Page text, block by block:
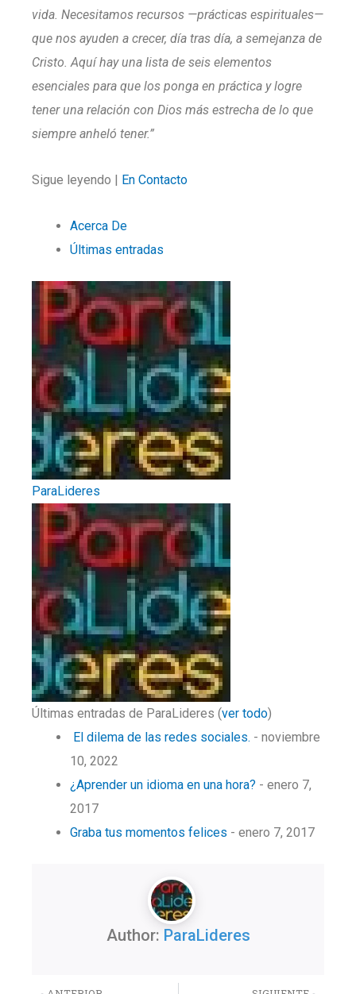
vida. Necesitamos recursos —prácticas espirituales—
que nos ayuden a crecer, día tras día, a semejanza de
Cristo. Aquí hay una lista de seis elementos
esenciales para que los ponga en práctica y logre
tener una relación con Dios más estrecha de lo que
siempre anheló tener.”
Sigue leyendo | En Contacto
Acerca De
Últimas entradas
ParaLideres
Últimas entradas de ParaLideres (ver todo)
El dilema de las redes sociales. - noviembre
10, 2022
¿Aprender un idioma en una hora? - enero 7,
2017
Graba tus momentos felices - enero 7, 2017
Author: ParaLideres